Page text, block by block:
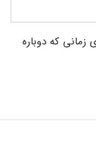
زمانی که دوباره